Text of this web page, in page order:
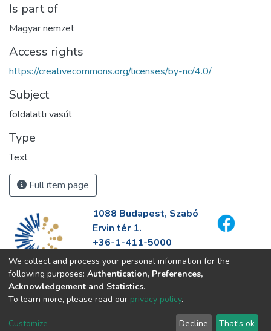
Is part of
Magyar nemzet
Access rights
https://creativecommons.org/licenses/by-nc/4.0/
Subject
földalatti vasút
Type
Text
Full item page
1088 Budapest, Szabó
Ervin tér 1.
+36-1-411-5000
info@fszek.hu
https://fszek.hu
We collect and process your personal information for the
following purposes: Authentication, Preferences,
Acknowledgement and Statistics.
To learn more, please read our privacy policy.
Customize Decline That's ok